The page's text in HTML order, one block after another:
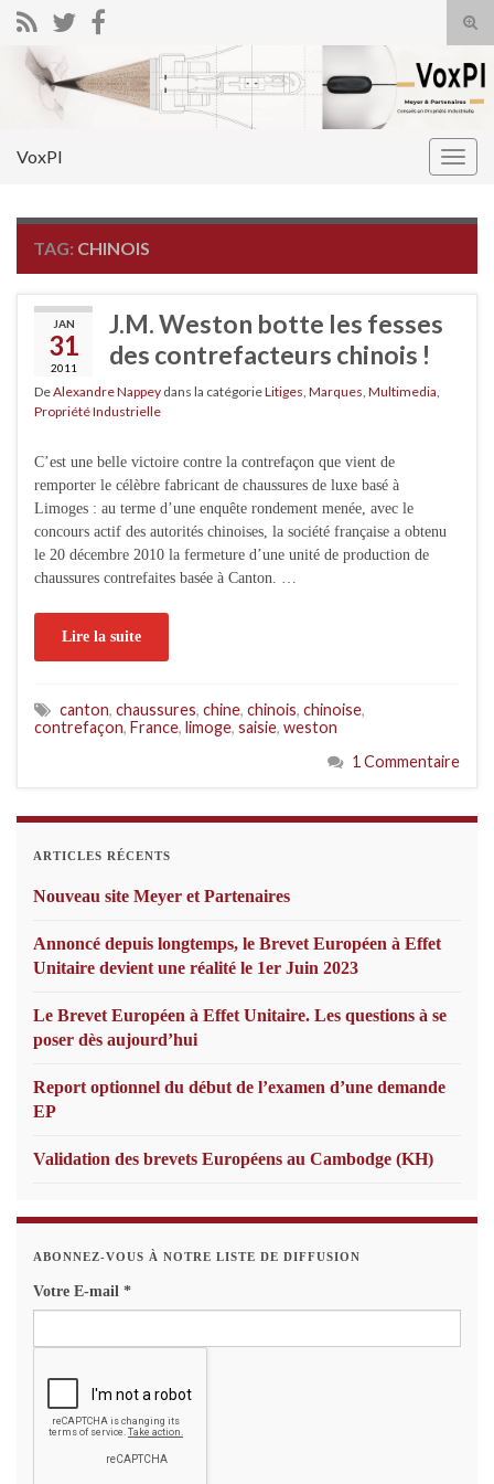
Search for:
VoxPI
TAG: CHINOIS
JAN
31
2011
J.M. Weston botte les fesses
des contrefacteurs chinois !
DeAlexandre Nappey dans la catégorieLitiges Marques Multimedia
Propriété Industrielle
C’est une belle victoire contre la contrefaçon que vient de
remporter le célèbre fabricant de chaussures de luxe basé à
Limoges : au terme d’une enquête rondement menée, avec le
concours actif des autorités chinoises, la société française a obtenu
le 20 décembre 2010 la fermeture d’une unité de production de
chaussures contrefaites basée à Canton. …
Lire la suite
canton, chaussures, chine, chinois, chinoise,
contrefaçon, France, limoge, saisie, weston
1 Commentaire
ARTICLES RÉCENTS
Nouveau site Meyer et Partenaires
Annoncé depuis longtemps, le Brevet Européen à Effet
Unitaire devient une réalité le 1er Juin 2023
Le Brevet Européen à Effet Unitaire. Les questions à se
poser dès aujourd’hui
Report optionnel du début de l’examen d’une demande
EP
Validation des brevets Européens au Cambodge (KH)
ABONNEZ-VOUS À NOTRE LISTE DE DIFFUSION
Votre E-mail *